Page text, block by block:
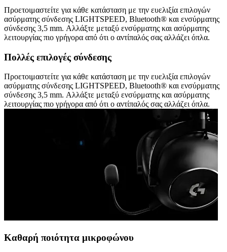
Προετοιμαστείτε για κάθε κατάσταση με την ευελιξία επιλογών
ασύρματης σύνδεσης LIGHTSPEED, Bluetooth® και ενσύρματης
σύνδεσης 3,5 mm. Αλλάξτε μεταξύ ενσύρματης και ασύρματης
λειτουργίας πιο γρήγορα από ότι ο αντίπαλός σας αλλάζει όπλα.
Πολλές επιλογές σύνδεσης
Προετοιμαστείτε για κάθε κατάσταση με την ευελιξία επιλογών
ασύρματης σύνδεσης LIGHTSPEED, Bluetooth® και ενσύρματης
σύνδεσης 3,5 mm. Αλλάξτε μεταξύ ενσύρματης και ασύρματης
λειτουργίας πιο γρήγορα από ότι ο αντίπαλός σας αλλάζει όπλα.
Καθαρή ποιότητα μικροφώνου